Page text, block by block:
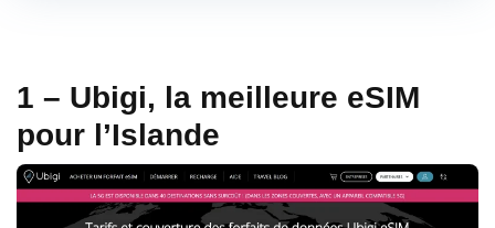
1 – Ubigi, la meilleure eSIM
pour l’Islande